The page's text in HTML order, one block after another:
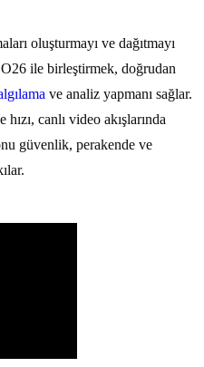
oluşturmayı ve dağıtmayı
ile birleştirmek, doğrudan
ve analiz yapmanı sağlar.
canlı video akışlarında
güvenlik, perakende ve